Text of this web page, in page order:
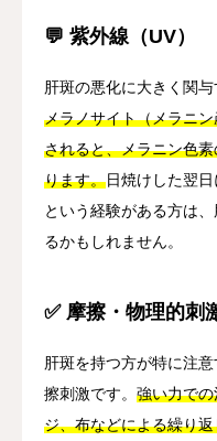
💬 紫外線（UV）
肝斑の悪化に大きく関
メラノサイト（メラニ
されると、メラニン色
ります。日焼けした翌
という経験がある方は
るかもしれません。
✅ 摩擦・物理的刺
肝斑を持つ方が特に注
擦刺激です。 強い力で
ジ、布などによる繰り